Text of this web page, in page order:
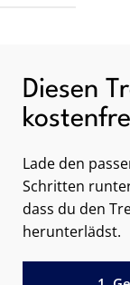
Diesen
Lade den
Schritten
dass du den
herunterlädst.